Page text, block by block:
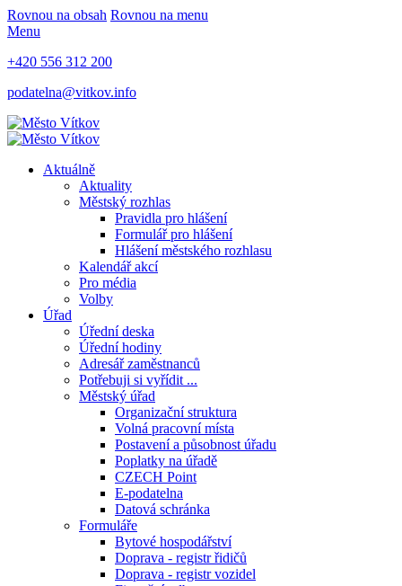
Rovnou na obsah Rovnou na menu
Menu
+420 556 312 200
podatelna@vitkov.info
Aktuálně
Aktuality
Městský rozhlas
Pravidla pro hlášení
Formulář pro hlášení
Hlášení městského rozhlasu
Kalendář akcí
Pro média
Volby
Úřad
Úřední deska
Úřední hodiny
Adresář zaměstnanců
Potřebuji si vyřídit ...
Městský úřad
Organizační struktura
Volná pracovní místa
Postavení a působnost úřadu
Poplatky na úřadě
CZECH Point
E-podatelna
Datová schránka
Formuláře
Bytové hospodářství
Doprava - registr řidičů
Doprava - registr vozidel